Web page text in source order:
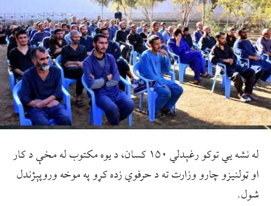
له نشه يي توکو رغېدلي ۱۵۰ کسان، د یوه مکتوب له مخې د کار
او ټولنیزو چارو وزارت ته د حرفوي زده کړو په موخه وروپېژندل
شول.